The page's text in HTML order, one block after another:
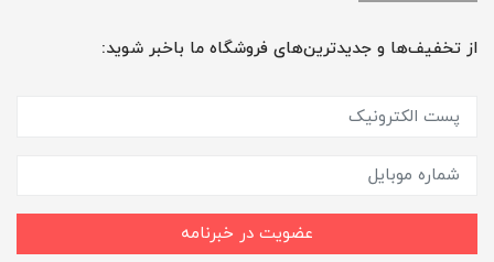
از تخفیف‌ها و جدیدترین‌های فروشگاه ما باخبر شوید:
عضویت در خبرنامه